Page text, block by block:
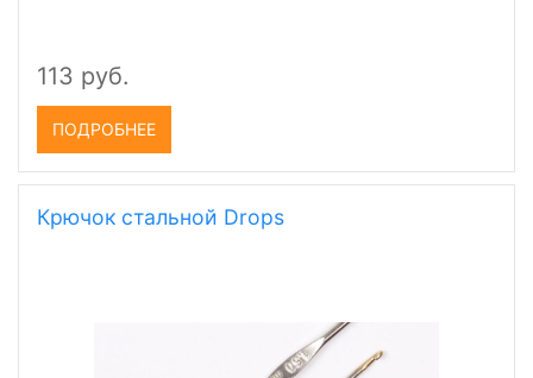
113 руб.
ПОДРОБНЕЕ
Крючок стальной Drops